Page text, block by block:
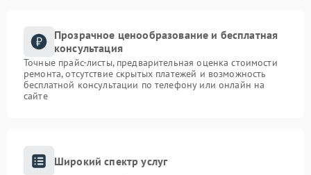
Прозрачное ценообразование и бесплатная
консультация
Точные прайс-листы, предварительная оценка стоимости
ремонта, отсутствие скрытых платежей и возможность
бесплатной консультации по телефону или онлайн на
сайте
Широкий спектр услуг